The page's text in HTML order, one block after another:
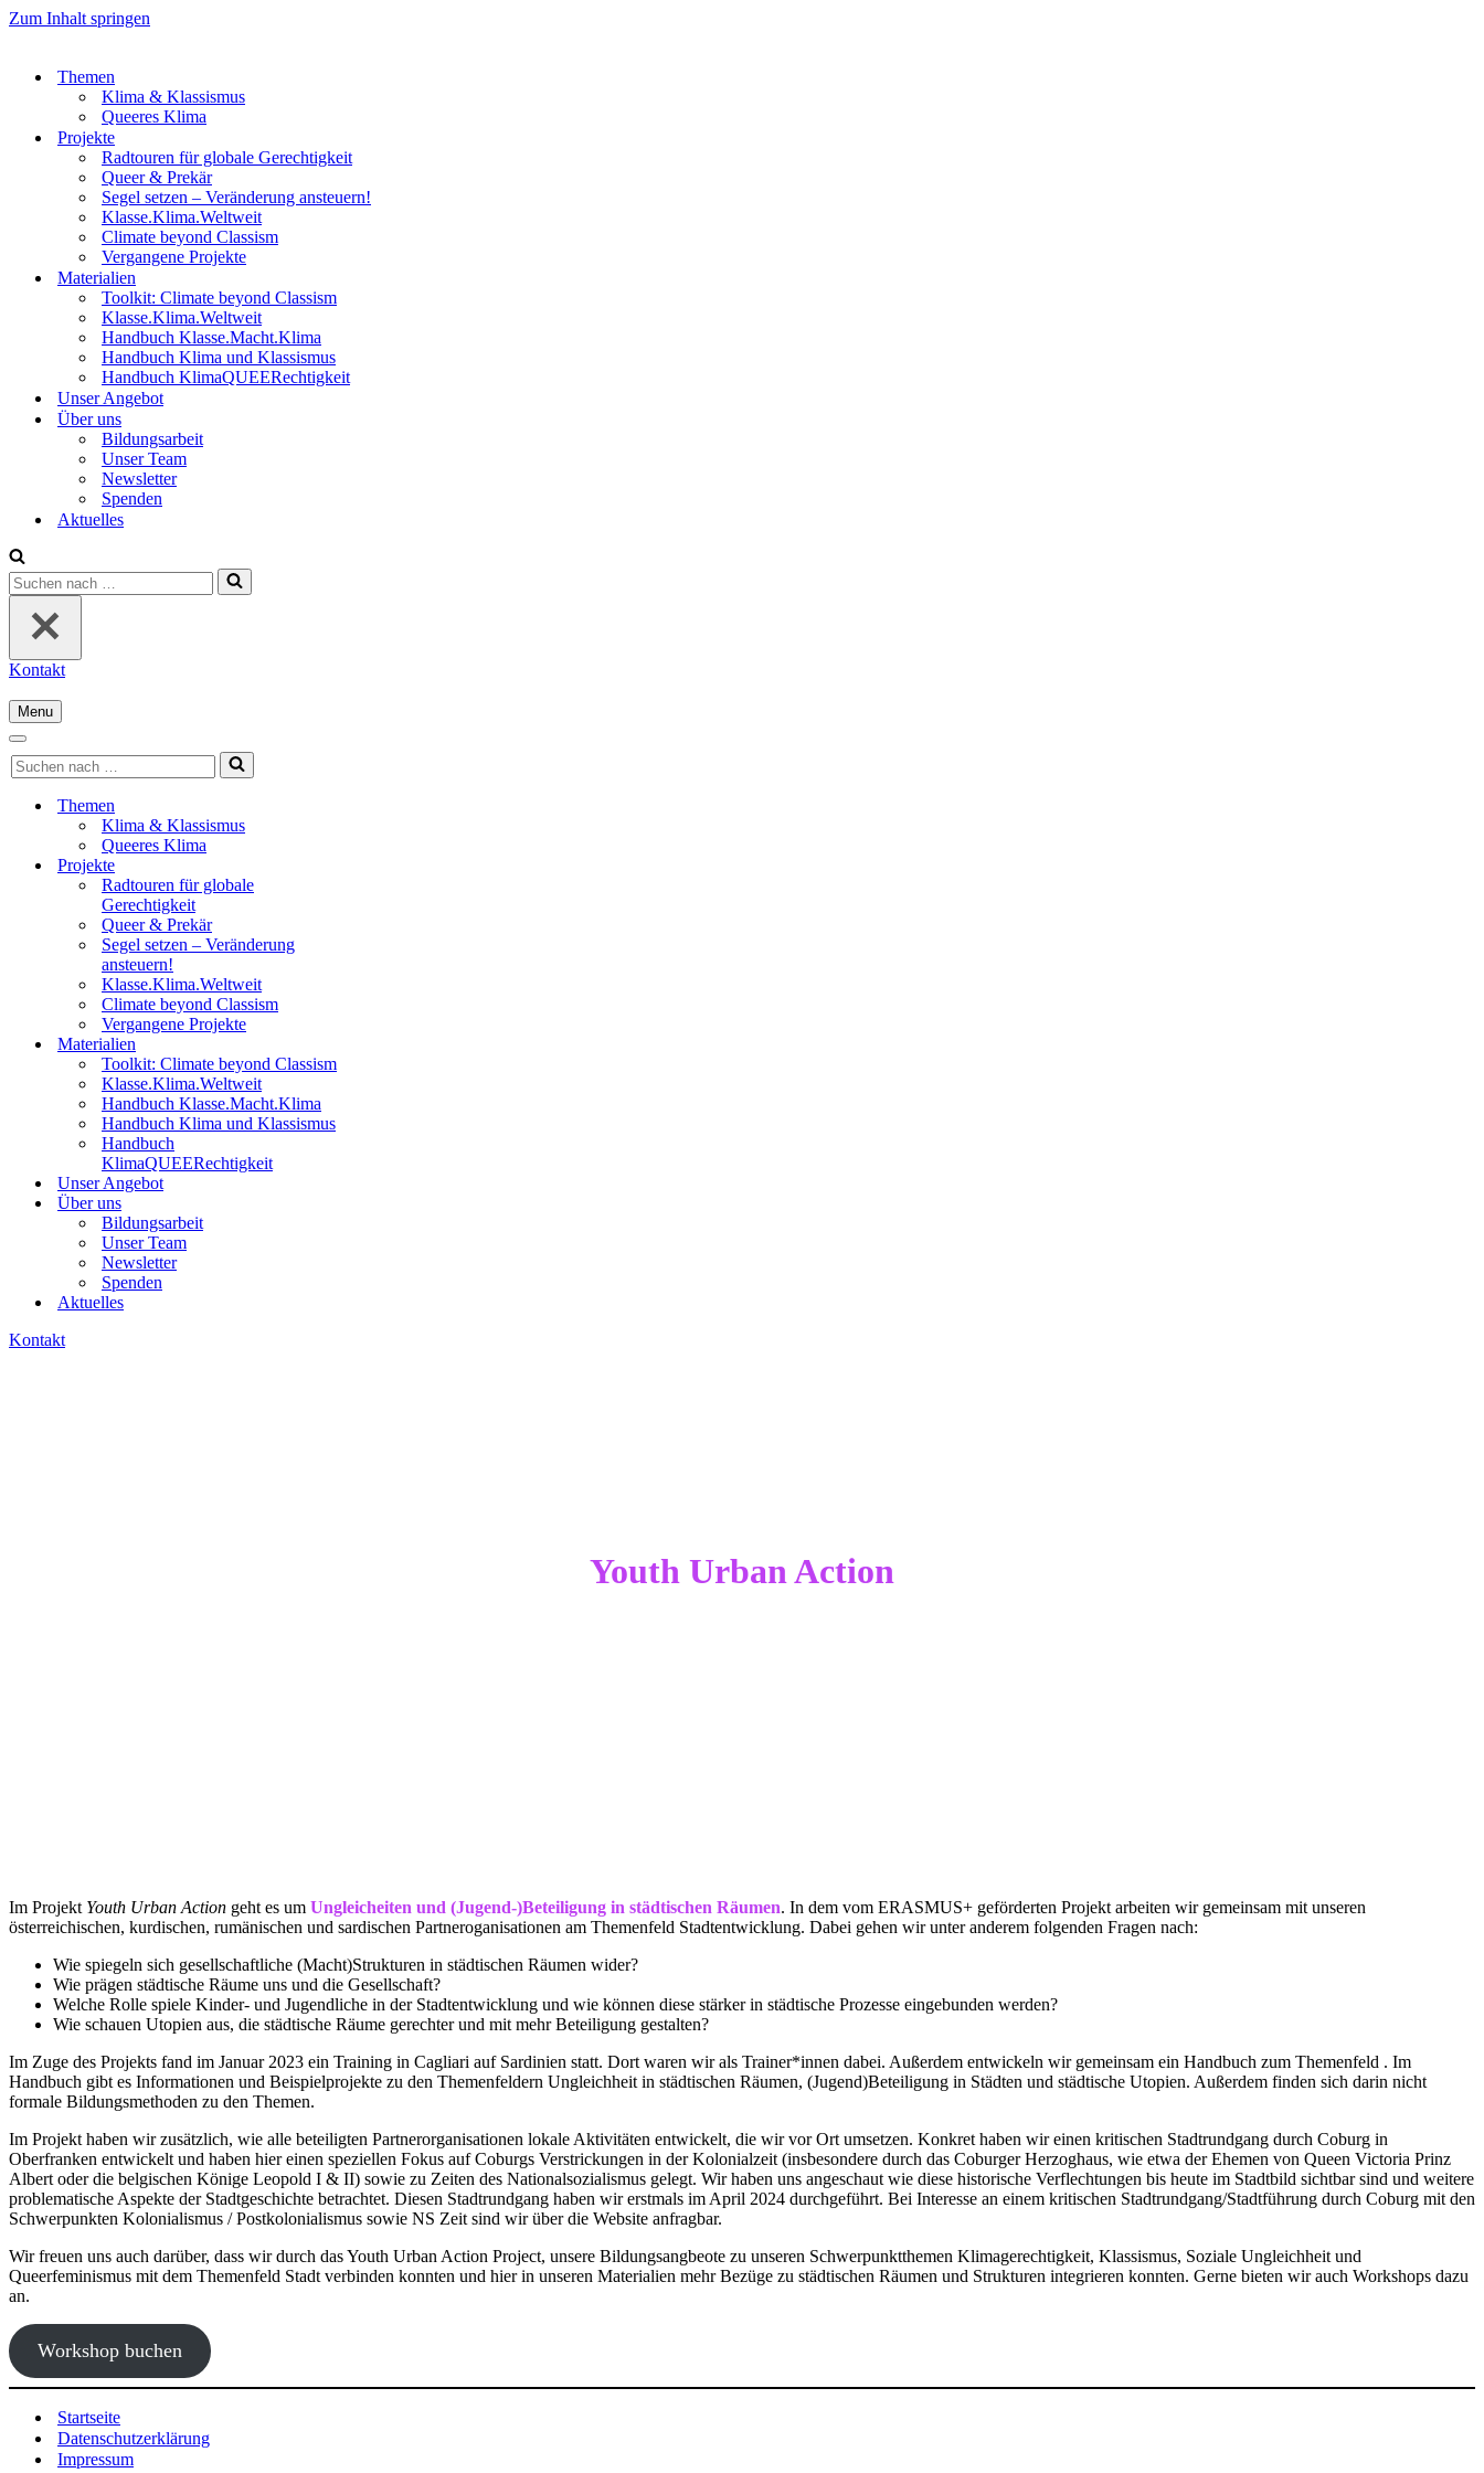
Zum Inhalt springen
Themen
Klima & Klassismus
Queeres Klima
Projekte
Radtouren für globale Gerechtigkeit
Queer & Prekär
Segel setzen – Veränderung ansteuern!
Klasse.Klima.Weltweit
Climate beyond Classism
Vergangene Projekte
Materialien
Toolkit: Climate beyond Classism
Klasse.Klima.Weltweit
Handbuch Klasse.Macht.Klima
Handbuch Klima und Klassismus
Handbuch KlimaQUEERechtigkeit
Unser Angebot
Über uns
Bildungsarbeit
Unser Team
Newsletter
Spenden
Aktuelles
Suchen
nach …
Kontakt
Menu
Navigationsmenü
Navigationsmenü
Suchen
nach …
Themen
Klima & Klassismus
Queeres Klima
Projekte
Radtouren für globale
Gerechtigkeit
Queer & Prekär
Segel setzen – Veränderung
ansteuern!
Klasse.Klima.Weltweit
Climate beyond Classism
Vergangene Projekte
Materialien
Toolkit: Climate beyond Classism
Klasse.Klima.Weltweit
Handbuch Klasse.Macht.Klima
Handbuch Klima und Klassismus
Handbuch
KlimaQUEERechtigkeit
Unser Angebot
Über uns
Bildungsarbeit
Unser Team
Newsletter
Spenden
Aktuelles
Kontakt
Youth Urban Action
Im Projekt Youth Urban Action geht es um Ungleicheiten und (Jugend-)Beteiligung in städtischen Räumen. In dem vom ERASMUS+ geförderten Projekt arbeiten wir gemeinsam mit unseren
österreichischen, kurdischen, rumänischen und sardischen Partneroganisationen am Themenfeld Stadtentwicklung. Dabei gehen wir unter anderem folgenden Fragen nach:
Wie spiegeln sich gesellschaftliche (Macht)Strukturen in städtischen Räumen wider?
Wie prägen städtische Räume uns und die Gesellschaft?
Welche Rolle spiele Kinder- und Jugendliche in der Stadtentwicklung und wie können diese stärker in städtische Prozesse eingebunden werden?
Wie schauen Utopien aus, die städtische Räume gerechter und mit mehr Beteiligung gestalten?
Im Zuge des Projekts fand im Januar 2023 ein Training in Cagliari auf Sardinien statt. Dort waren wir als Trainer*innen dabei. Außerdem entwickeln wir gemeinsam ein Handbuch zum Themenfeld . Im
Handbuch gibt es Informationen und Beispielprojekte zu den Themenfeldern Ungleichheit in städtischen Räumen, (Jugend)Beteiligung in Städten und städtische Utopien. Außerdem finden sich darin nicht
formale Bildungsmethoden zu den Themen.
Im Projekt haben wir zusätzlich, wie alle beteiligten Partnerorganisationen lokale Aktivitäten entwickelt, die wir vor Ort umsetzen. Konkret haben wir einen kritischen Stadtrundgang durch Coburg in
Oberfranken entwickelt und haben hier einen speziellen Fokus auf Coburgs Verstrickungen in der Kolonialzeit (insbesondere durch das Coburger Herzoghaus, wie etwa der Ehemen von Queen Victoria Prinz
Albert oder die belgischen Könige Leopold I & II) sowie zu Zeiten des Nationalsozialismus gelegt. Wir haben uns angeschaut wie diese historische Verflechtungen bis heute im Stadtbild sichtbar sind und weitere
problematische Aspekte der Stadtgeschichte betrachtet. Diesen Stadtrundgang haben wir erstmals im April 2024 durchgeführt. Bei Interesse an einem kritischen Stadtrundgang/Stadtführung durch Coburg mit den
Schwerpunkten Kolonialismus / Postkolonialismus sowie NS Zeit sind wir über die Website anfragbar.
Wir freuen uns auch darüber, dass wir durch das Youth Urban Action Project, unsere Bildungsangbeote zu unseren Schwerpunktthemen Klimagerechtigkeit, Klassismus, Soziale Ungleichheit und
Queerfeminismus mit dem Themenfeld Stadt verbinden konnten und hier in unseren Materialien mehr Bezüge zu städtischen Räumen und Strukturen integrieren konnten. Gerne bieten wir auch Workshops dazu
an.
Workshop buchen
Startseite
Datenschutzerklärung
Impressum